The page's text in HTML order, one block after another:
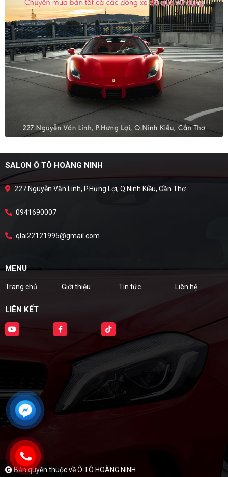
SALON Ô TÔ HOÀNG NINH
227 Nguyễn Văn Linh, P.Hưng Lợi, Q.Ninh Kiều, Cần Thơ
0941690007
qlai22121995@gmail.com
MENU
Trang chủ Giới thiệu Tin tức Liên hệ
LIÊN KẾT
Bản quyền thuộc về Ô TÔ HOÀNG NINH